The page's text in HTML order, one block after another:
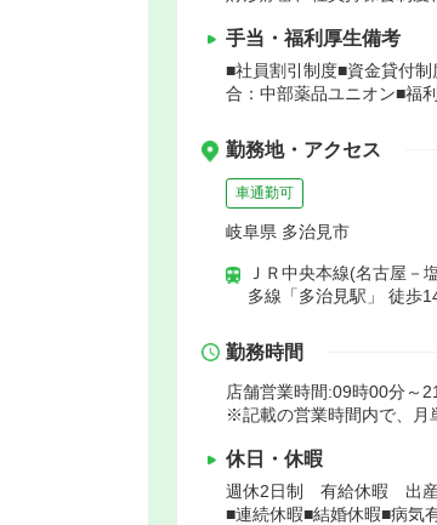
手当・福利厚生備考
■社員割引制度■資金貸付
合：中部薬品ユニオン■福
勤務地・アクセス
車通勤可
岐阜県 多治見市
ＪＲ中央本線(名古屋－
多線「多治見駅」 徒歩
勤務時間
店舗営業時間:09時00分～
※記載の営業時間内で、月
休日・休暇
週休2日制 有給休暇 出
■連続休暇■結婚休暇■病気